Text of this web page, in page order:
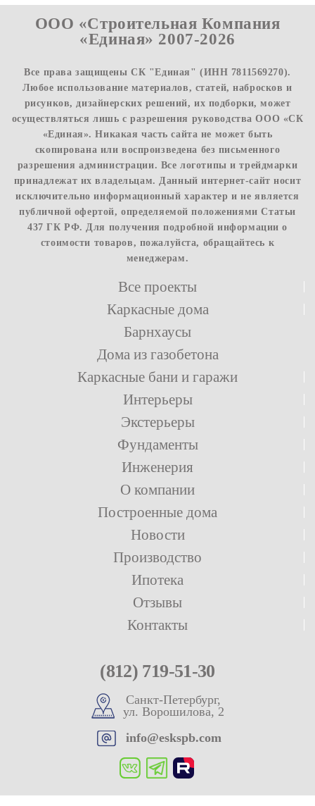
ООО «Строительная Компания
«Единая» 2007-2026
Все права защищены СК "Единая" (ИНН 7811569270).
Любое использование материалов, статей, набросков и
рисунков, дизайнерских решений, их подборки, может
осуществляться лишь с разрешения руководства ООО «СК
«Единая». Никакая часть сайта не может быть
скопирована или воспроизведена без письменного
разрешения администрации. Все логотипы и трейдмарки
принадлежат их владельцам. Данный интернет-сайт носит
исключительно информационный характер и не является
публичной офертой, определяемой положениями Статьи
437 ГК РФ. Для получения подробной информации о
стоимости товаров, пожалуйста, обращайтесь к
менеджерам.
Все проекты
Каркасные дома
Барнхаусы
Дома из газобетона
Каркасные бани и гаражи
Интерьеры
Экстерьеры
Фундаменты
Инженерия
О компании
Построенные дома
Новости
Производство
Ипотека
Отзывы
Контакты
(812) 719-51-30
Санкт-Петербург,
ул. Ворошилова, 2
info@eskspb.com